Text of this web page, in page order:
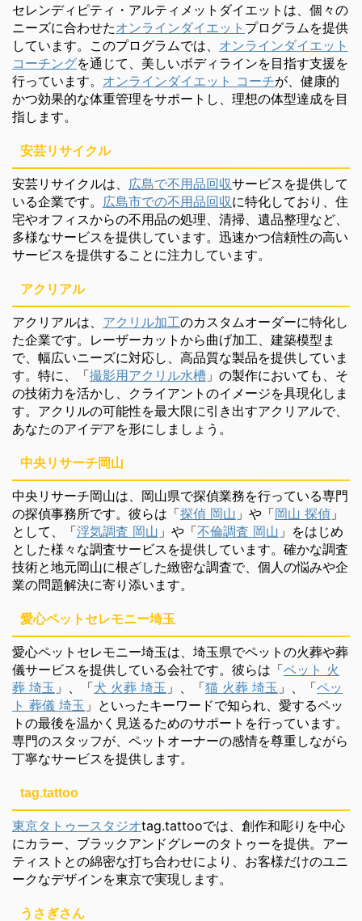
セレンディピティ・アルティメットダイエットは、個々の
ニーズに合わせたオンラインダイエット プログラムを提供
しています。このプログラムでは、 オンラインダイエット
コーチングを通じて、美しいボディラインを目指す支援を
行っています。 オンラインダイエット コーチが、健康的
かつ効果的な体重管理をサポートし、理想の体型達成を目
指します。
安芸リサイクル
安芸リサイクルは、 広島で不用品回収サービスを提供して
いる企業です。 広島市での不用品回収に特化しており、住
宅やオフィスからの不用品の処理、清掃、遺品整理など、
多様なサービスを提供しています。迅速かつ信頼性の高い
サービスを提供することに注力しています。
アクリアル
アクリアルは、 アクリル加工のカスタムオーダーに特化し
た企業です。レーザーカットから曲げ加工、建築模型ま
で、幅広いニーズに対応し、高品質な製品を提供していま
す。特に、「撮影用アクリル水槽 」の製作においても、そ
の技術力を活かし、クライアントのイメージを具現化しま
す。アクリルの可能性を最大限に引き出すアクリアルで、
あなたのアイデアを形にしましょう。
中央リサーチ岡山
中央リサーチ岡山は、岡山県で探偵業務を行っている専門
の探偵事務所です。彼らは「探偵 岡山 」や「岡山 探偵 」
として、「浮気調査 岡山 」や「不倫調査 岡山 」をはじめ
とした様々な調査サービスを提供しています。確かな調査
技術と地元岡山に根ざした緻密な調査で、個人の悩みや企
業の問題解決に寄り添います。
愛心ペットセレモニー埼玉
愛心ペットセレモニー埼玉は、埼玉県でペットの火葬や葬
儀サービスを提供している会社です。彼らは「ペット 火
葬 埼玉 」、「犬 火葬 埼玉 」、「猫 火葬 埼玉 」、「ペッ
ト 葬儀 埼玉 」といったキーワードで知られ、愛するペッ
トの最後を温かく見送るためのサポートを行っています。
専門のスタッフが、ペットオーナーの感情を尊重しながら
丁寧なサービスを提供します。
tag.tattoo
東京タトゥースタジオtag.tattooでは、創作和彫りを中心
にカラー、ブラックアンドグレーのタトゥーを提供。アー
ティストとの綿密な打ち合わせにより、お客様だけのユニ
ークなデザインを東京で実現します。
うさぎさん